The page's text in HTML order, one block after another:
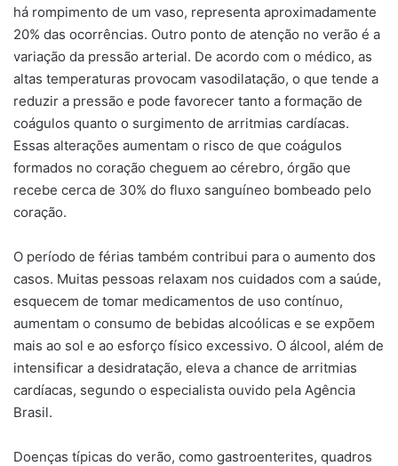
há rompimento de um vaso, representa aproximadamente
20% das ocorrências. Outro ponto de atenção no verão é a
variação da pressão arterial. De acordo com o médico, as
altas temperaturas provocam vasodilatação, o que tende a
reduzir a pressão e pode favorecer tanto a formação de
coágulos quanto o surgimento de arritmias cardíacas.
Essas alterações aumentam o risco de que coágulos
formados no coração cheguem ao cérebro, órgão que
recebe cerca de 30% do fluxo sanguíneo bombeado pelo
coração.
O período de férias também contribui para o aumento dos
casos. Muitas pessoas relaxam nos cuidados com a saúde,
esquecem de tomar medicamentos de uso contínuo,
aumentam o consumo de bebidas alcoólicas e se expõem
mais ao sol e ao esforço físico excessivo. O álcool, além de
intensificar a desidratação, eleva a chance de arritmias
cardíacas, segundo o especialista ouvido pela Agência
Brasil.
Doenças típicas do verão, como gastroenterites, quadros